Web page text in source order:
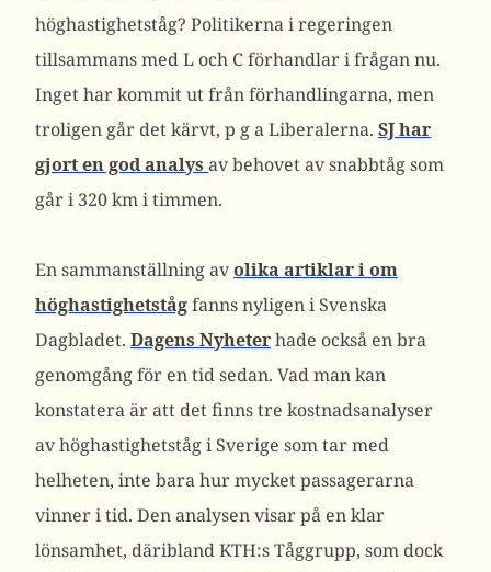
höghastighetståg? Politikerna i regeringen
tillsammans med L och C förhandlar i frågan nu.
Inget har kommit ut från förhandlingarna, men
troligen går det kärvt, p g a Liberalerna. SJ har
gjort en god analys av behovet av snabbtåg som
går i 320 km i timmen.
En sammanställning avolika artiklar i om
höghastighetstågfanns nyligen i Svenska
Dagbladet. Dagens Nyheterhade också en bra
genomgång för en tid sedan. Vad man kan
konstatera är att det finns tre kostnadsanalyser
av höghastighetståg i Sverige som tar med
helheten, inte bara hur mycket passagerarna
vinner i tid. Den analysen visar på en klar
lönsamhet, däribland KTH:s Tåggrupp, som dock